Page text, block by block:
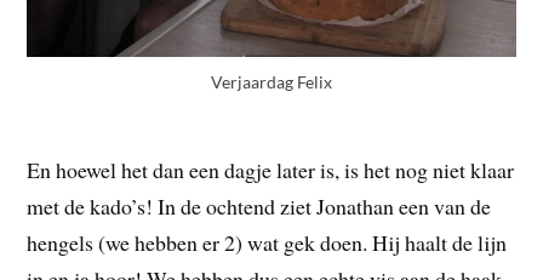
Verjaardag Felix
En hoewel het dan een dagje later is, is het nog niet klaar
met de kado’s! In de ochtend ziet Jonathan een van de
hengels (we hebben er 2) wat gek doen. Hij haalt de lijn